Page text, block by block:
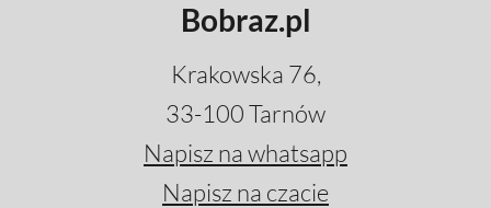
Bobraz.pl
Krakowska 76,
33-100 Tarnów
Napisz na whatsapp
Napisz na czacie